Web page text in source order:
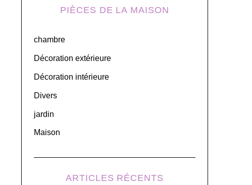
f
o
PIÈCES DE LA MAISON
chambre
Décoration extérieure
Décoration intérieure
Divers
jardin
Maison
ARTICLES RÉCENTS